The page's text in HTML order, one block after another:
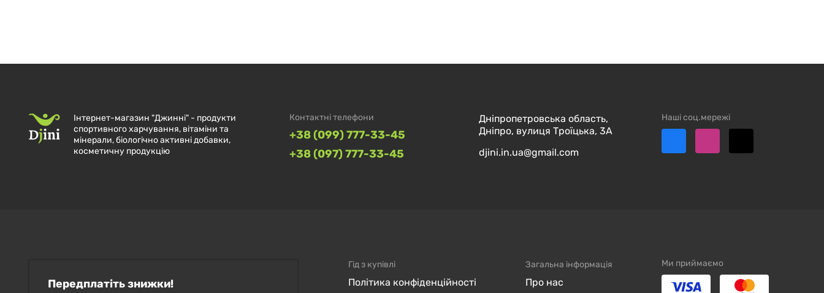
Інтернет-магазин "Джинні" - продукти
спортивного харчування, вітаміни та
мінерали, біологічно активні добавки,
косметичну продукцію
Контактні телефони
+38 (099) 777-33-45
+38 (097) 777-33-45
Наші соц.мережі
Дніпропетровська область,
Дніпро, вулиця Троїцька, 3А
djini.in.ua@gmail.com
Передплатіть знижки!
Гід з купівлі
Політика конфіденційності
Загальна інформація
Про нас
Ми приймаємо